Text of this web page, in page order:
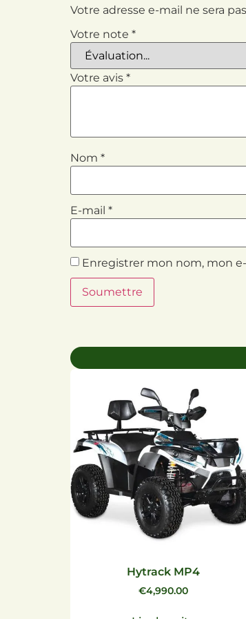
Votre adresse e-mail ne sera
Votre note *
Votre avis *
Nom *
E-mail *
Enregistrer mon nom, mon
Hytrack MP4
€4,990.00